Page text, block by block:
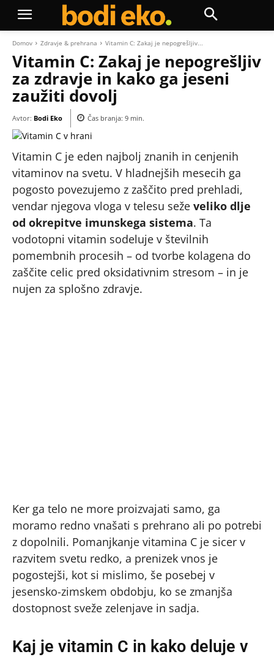
Domov Zdravje & prehrana Vitamin C: Zakaj je nepogrešljiv...
Vitamin C: Zakaj je nepogrešljiv
za zdravje in kako ga jeseni
zaužiti dovolj
Avtor: Bodi Eko Čas branja: 9 min.
Vitamin C je eden najbolj znanih in cenjenih
vitaminov na svetu. V hladnejših mesecih ga
pogosto povezujemo z zaščito pred prehladi,
vendar njegova vloga v telesu seže veliko dlje
od okrepitve imunskega sistema. Ta
vodotopni vitamin sodeluje v številnih
pomembnih procesih – od tvorbe kolagena do
zaščite celic pred oksidativnim stresom – in je
nujen za splošno zdravje.
Ker ga telo ne more proizvajati samo, ga
moramo redno vnašati s prehrano ali po potrebi
z dopolnili. Pomanjkanje vitamina C je sicer v
razvitem svetu redko, a prenizek vnos je
pogostejši, kot si mislimo, še posebej v
jesensko-zimskem obdobju, ko se zmanjša
dostopnost sveže zelenjave in sadja.
Kaj je vitamin C in kako deluje v